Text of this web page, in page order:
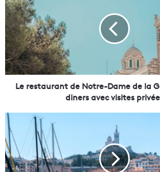
r
e
s
t
a
u
r
d
e
N
o
t
Le restaurant de Notre-Dame de la
diners avec visites
U
n
e
s
c